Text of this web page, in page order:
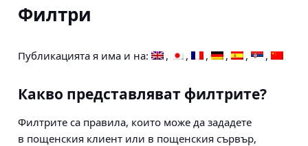
Филтри
Публикацията я има и на:
Какво представляват филтрите?
Филтрите са правила, които може да зададете
в пощенския клиент или в пощенския сървър,